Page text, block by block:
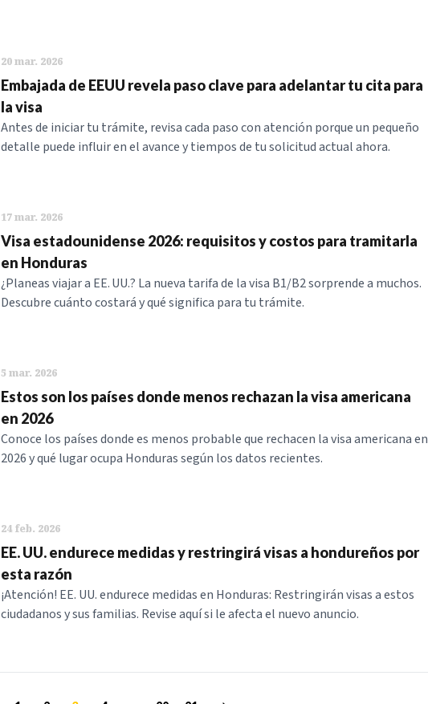
20 mar. 2026
Embajada de EEUU revela paso clave para adelantar tu cita para
la visa
Antes de iniciar tu trámite, revisa cada paso con atención porque un pequeño
detalle puede influir en el avance y tiempos de tu solicitud actual ahora.
17 mar. 2026
Visa estadounidense 2026: requisitos y costos para tramitarla
en Honduras
¿Planeas viajar a EE. UU.? La nueva tarifa de la visa B1/B2 sorprende a muchos.
Descubre cuánto costará y qué significa para tu trámite.
5 mar. 2026
Estos son los países donde menos rechazan la visa americana
en 2026
Conoce los países donde es menos probable que rechacen la visa americana en
2026 y qué lugar ocupa Honduras según los datos recientes.
24 feb. 2026
EE. UU. endurece medidas y restringirá visas a hondureños por
esta razón
¡Atención! EE. UU. endurece medidas en Honduras: Restringirán visas a estos
ciudadanos y sus familias. Revise aquí si le afecta el nuevo anuncio.